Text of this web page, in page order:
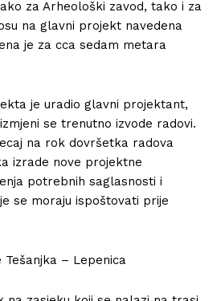
za Arheološki zavod, tako i za
na glavni projekt navedena
je za cca sedam metara
je uradio glavni projektant,
se trenutno izvode radovi.
na rok dovršetka radova
izrade nove projektne
potrebnih saglasnosti i
se moraju ispoštovati prije
– Lepenica